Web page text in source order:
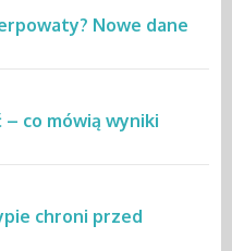
Nowe dane
– co mówią wyniki
chroni przed